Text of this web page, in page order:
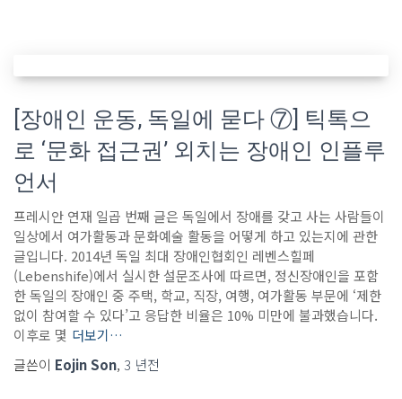
[장애인 운동, 독일에 묻다 ⑦] 틱톡으
로 ‘문화 접근권’ 외치는 장애인 인플루
언서
프레시안 연재 일곱 번째 글은 독일에서 장애를 갖고 사는 사람들이
일상에서 여가활동과 문화예술 활동을 어떻게 하고 있는지에 관한
글입니다. 2014년 독일 최대 장애인협회인 레벤스힐페
(Lebenshife)에서 실시한 설문조사에 따르면, 정신장애인을 포함
한 독일의 장애인 중 주택, 학교, 직장, 여행, 여가활동 부문에 ‘제한
없이 참여할 수 있다’고 응답한 비율은 10% 미만에 불과했습니다.
이후로 몇 더보기…
글쓴이 Eojin Son, 3 년전